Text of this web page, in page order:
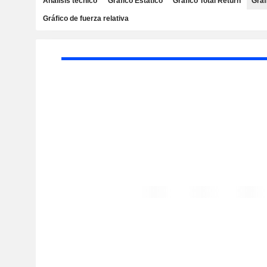
Gráfico de fuerza relativa